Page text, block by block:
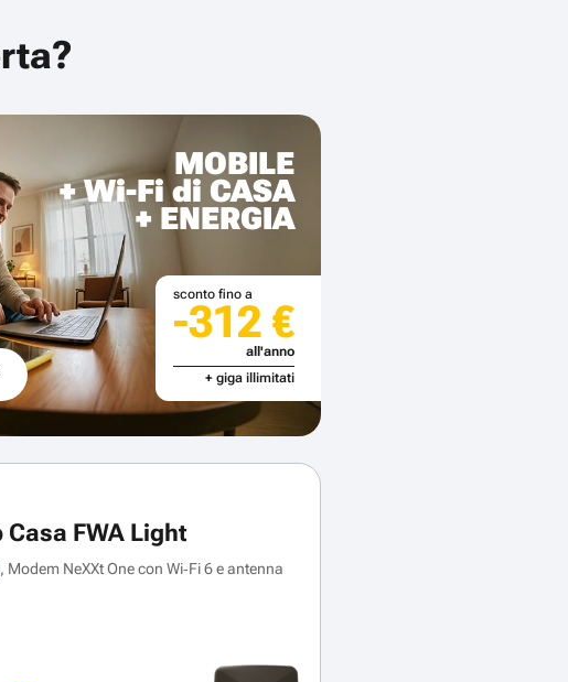
MOBILE
+ Wi-Fi di CASA
+ ENERGIA
sconto fino a
-312 €
all'anno
+ giga illimitati
Casa FWA Light
, Modem NeXXt One con Wi‑Fi 6 e antenna